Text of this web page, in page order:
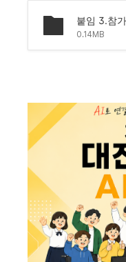
0.14MB